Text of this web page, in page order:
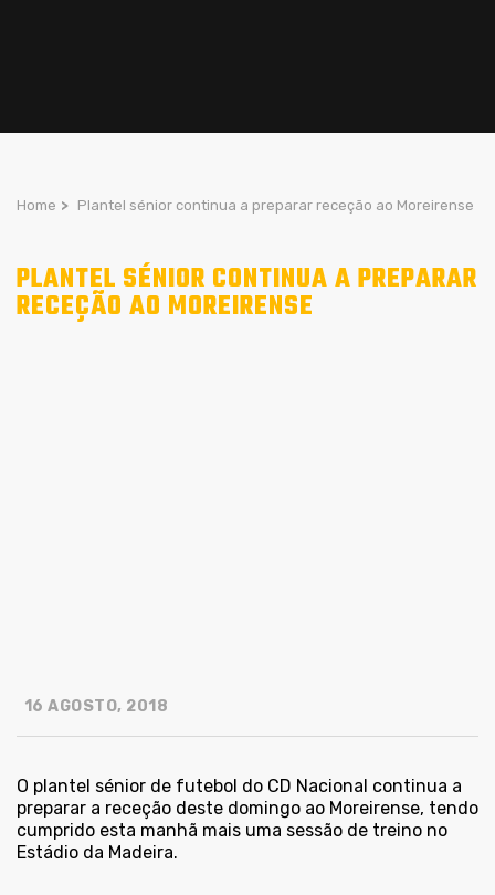
Home > Plantel sénior continua a preparar receção ao Moreirense
PLANTEL SÉNIOR CONTINUA A PREPARAR
RECEÇÃO AO MOREIRENSE
16 AGOSTO, 2018
O plantel sénior de futebol do CD Nacional continua a
preparar a receção deste domingo ao Moreirense, tendo
cumprido esta manhã mais uma sessão de treino no
Estádio da Madeira.